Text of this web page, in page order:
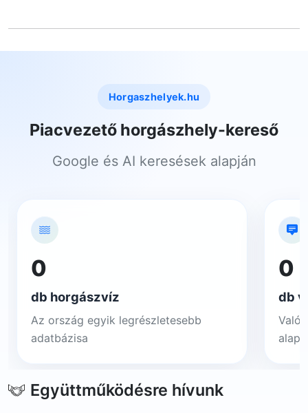
Horgaszhelyek.hu
Piacvezető horgászhely-kereső
Google és AI keresések alapján
0
db horgászvíz
Az ország egyik legrészletesebb
adatbázisa
0
db
Együttműködésre hívunk